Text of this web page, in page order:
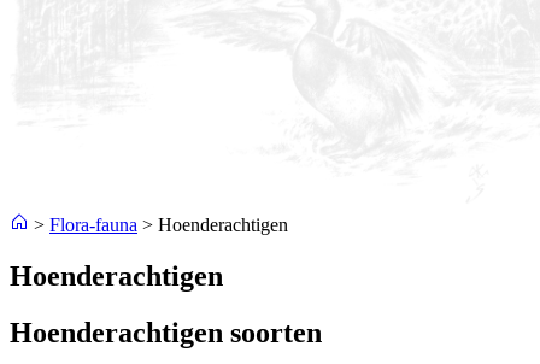
> Flora-fauna > Hoenderachtigen
Hoenderachtigen
Hoenderachtigen soorten